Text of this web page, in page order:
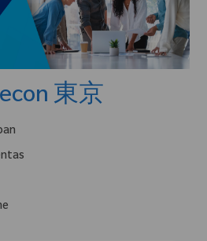
東京